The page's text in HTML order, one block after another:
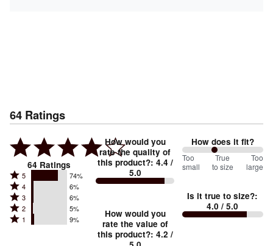
64 Ratings
64 Ratings
Rated
5
stars
by
5 74%
Rated
4
stars
by
4 6%
Rated
3
stars
3 6%
Rated
2
2 5%
Rated
1 9%
How would you
rate the quality of
this product?: 4.4 /
5.0
How would you
rate the value of
this product?: 4.2 /
How does it fit?
80%
between
small
and
Too
small
True
to size
Too
large
Is it true to size?:
4.0 / 5.0